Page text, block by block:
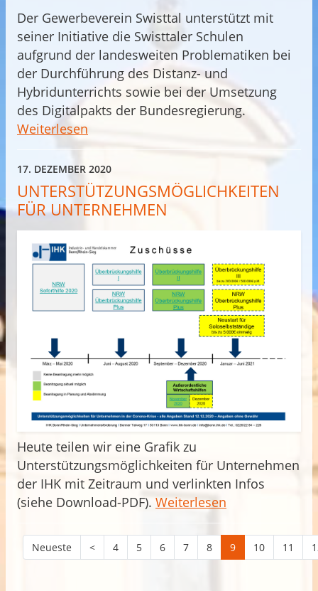
Der Gewerbeverein Swisttal unterstützt mit
seiner Initiative die Swisttaler Schulen
aufgrund der landesweiten Problematiken bei
der Durchführung des Distanz- und
Hybridunterrichts sowie bei der Umsetzung
des Digitalpakts der Bundesregierung.
Weiterlesen
17. DEZEMBER 2020
UNTERSTÜTZUNGSMÖGLICHKEITEN
FÜR UNTERNEHMEN
Heute teilen wir eine Grafik zu
Unterstützungsmöglichkeiten für Unternehmen
der IHK mit Zeitraum und verlinkten Infos
(siehe Download-PDF). Weiterlesen
Neueste < 4 5 6 7 8 9 10 11